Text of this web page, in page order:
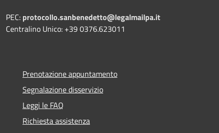
PEC: protocollo.sanbenedetto@legalmailpa.it
Centralino Unico: +39 0376.623011
Prenotazione appuntamento
Segnalazione disservizio
Leggi le FAQ
Richiesta assistenza